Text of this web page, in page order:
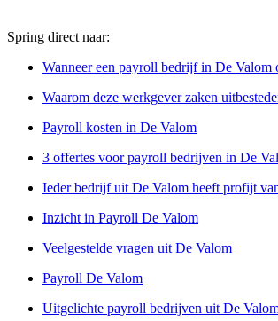
Spring direct naar:
Wanneer een payroll bedrijf in De Valom
Waarom deze werkgever zaken
Payroll kosten in De Valom
3 offertes voor payroll bedrijven in De
Ieder bedrijf uit De Valom heeft profijt
Inzicht in Payroll De Valom
Veelgestelde vragen uit De Valom
Payroll De Valom
Uitgelichte payroll bedrijven uit De